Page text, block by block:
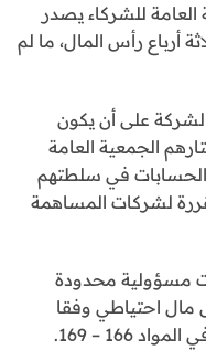
العامة للشركاء يصدر
أرباع رأس المال، ما لم
على أن يكون
الجمعية العامة
في سلطتهم
لشركات المساهمة
مسؤولية محدودة
مال احتياطي وفقا
166 – 169.